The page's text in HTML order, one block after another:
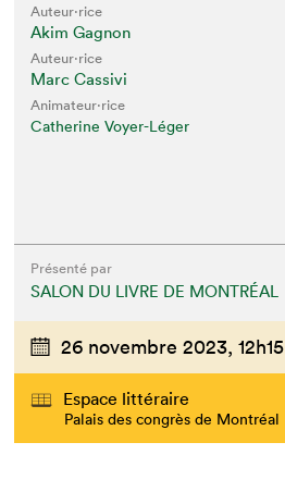
Auteur·rice
Akim Gagnon
Auteur·rice
Marc Cassivi
Animateur⋅rice
Catherine Voyer-Léger
Présenté par
SALON DU LIVRE DE MONTRÉAL
26 novembre 2023, 12h15
Espace littéraire
Palais des congrès de Montréal